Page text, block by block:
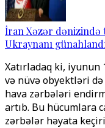
İran Xəzər dənizində
Ukraynanı
Xatırladaq ki,
və nüvə obyektləri
hava zərbələri
artıb. Bu hücumlara
zərbələr həyata